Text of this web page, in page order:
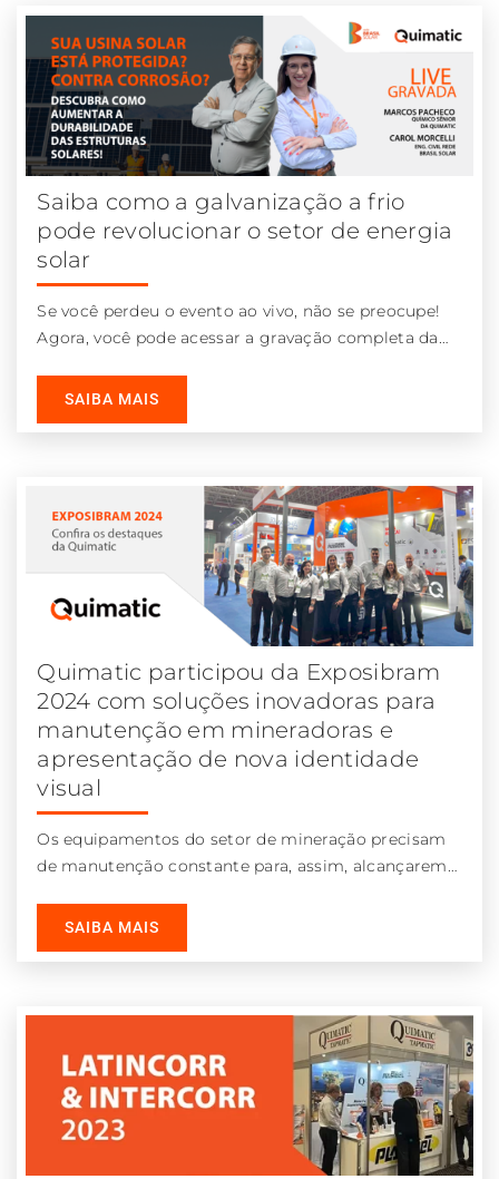
Saiba como a galvanização a frio
pode revolucionar o setor de energia
solar
Se você perdeu o evento ao vivo, não se preocupe!
Agora, você pode acessar a gravação completa da
SAIBA MAIS
Quimatic participou da Exposibram
2024 com soluções inovadoras para
manutenção em mineradoras e
apresentação de nova identidade
visual
Os equipamentos do setor de mineração precisam
de manutenção constante para, assim, alcançarem
SAIBA MAIS